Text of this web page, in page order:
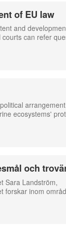
of EU law
and
can refer
ecosystems'
och
Sara Landström,
forskar inom